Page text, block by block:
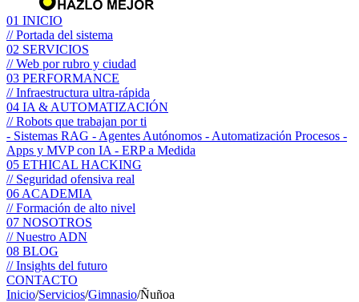
01 INICIO
// Portada del sistema
02 SERVICIOS
// Web por rubro y ciudad
03 PERFORMANCE
// Infraestructura ultra-rápida
04 IA & AUTOMATIZACIÓN
// Robots que trabajan por ti
- Sistemas RAG - Agentes Autónomos - Automatización Procesos -
Apps y MVP con IA - ERP a Medida
05 ETHICAL HACKING
// Seguridad ofensiva real
06 ACADEMIA
// Formación de alto nivel
07 NOSOTROS
// Nuestro ADN
08 BLOG
// Insights del futuro
CONTACTO
Inicio/Servicios/Gimnasio/Ñuñoa